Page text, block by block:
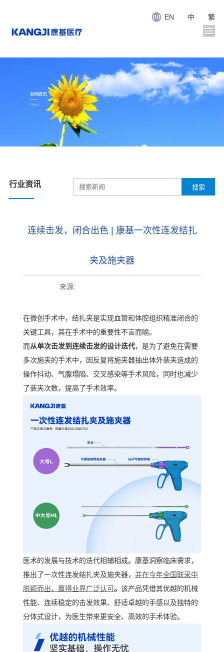
EN 中 繁
行业资讯
连续击发，闭合出色 | 康基一次性连发结扎
夹及施夹器
来源:
在微创手术中，结扎夹是实现血管和体腔组织精准闭合的
关键工具，其在手术中的重要性不言而喻。
而从单次击发到连续击发的设计迭代，是为了避免在需要
多次施夹的手术中，因反复将施夹器抽出体外装夹造成的
操作抖动、气腹塌陷、交叉感染等手术风险，同时也减少
了装夹次数，提高了手术效率。
医术的发展与技术的迭代相辅相成。康基洞察临床需求，
推出了一次性连发结扎夹及施夹器， 并在今年全国联采中
脱颖而出，赢得业界广泛认可。 该产品凭借其优越的机械
性能、连续稳定的击发效果、舒适卓越的手感以及独特的
分体式设计，为医生带来更安全、高效的手术体验。